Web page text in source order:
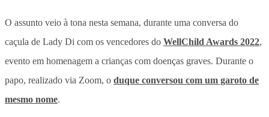
O assunto veio à tona nesta semana, durante uma conversa do
caçula de Lady Di com os vencedores do WellChild Awards 2022,
evento em homenagem a crianças com doenças graves. Durante o
papo, realizado via Zoom, o duque conversou com um garoto de
mesmo nome.